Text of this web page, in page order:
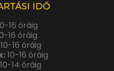
IDŐ
16 óráig
16 óráig
16 óráig
10-16 óráig
14 óráig